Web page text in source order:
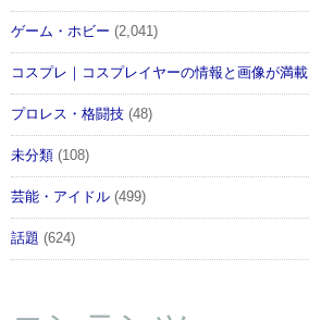
ゲーム・ホビー (2,041)
コスプレ｜コスプレイヤーの情報と画像が満載
プロレス・格闘技 (48)
未分類 (108)
芸能・アイドル (499)
話題 (624)